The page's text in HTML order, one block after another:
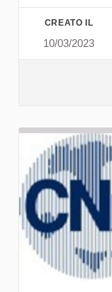
CREATO IL
10/03/2023